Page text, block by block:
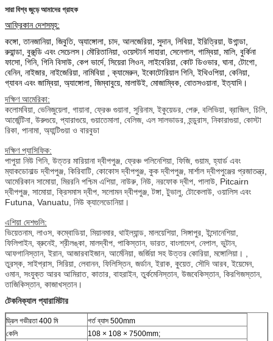
সারা বিশ্ব জুড়ে আমাদের গ্রাহক
আফ্রিকান দেশসমূহ:
কঙ্গো, তানজানিয়া, জিবুতি, অ্যাঙ্গোলা, চাদ, আলজেরিয়া, সুদান, লিবিয়া, ইরিত্রিয়া, উগান্ডা,
রুয়ান্ডা, বুরুন্ডি এবং সেচেলস। মৌরিতানিয়া, ওয়েস্টার্ন সাহারা, সেনেগাল, গাম্বিয়া, মালি, বুর্কিনা
ফাসো, গিনি, গিনি বিসাউ, কেপ ভার্দে, সিয়েরা লিওন, লাইবেরিয়া, কোট ডিওভার, ঘানা, টোগো,
বেনিন, নাইজার, নাইজেরিয়া, নামিবিয়া
ক্যামেরুন, ইকোটোরিয়াল গিনি, ইথিওপিয়া, কেনিয়া,
গ্যাবন এবং জাম্বিয়া, অ্যাঙ্গোলা, জিম্বাবুয়ে, মালাউই, মোজাম্বিক, বোতসওয়ানা, ইত্যাদি।
দক্ষিণ আমেরিকা:
কলোমবিয়া, ভেনিজুয়েলা, গায়ানা, ফ্রেঞ্চ গুয়ানা, সুরিনাম, ইকুয়েডর, পেরু, বলিভিয়া, ব্রাজিল, চিলি,
আর্জেন্টিনা, উরুগুয়ে, প্যারাগুয়ে, গুয়াতেমালা, বেলিজ, এল সালভাডর, হন্ডুরাস, নিকারাগুয়া, কোস্টা
রিকা, পানামা, অ্যান্টিগুয়া ও বারবুডা
দক্ষিণ প্যাসিফিক:
পাপুয়া নিউ গিনি, উত্তর মারিয়ানা দ্বীপপুঞ্জ, ফ্রেঞ্চ পলিনেশিয়া, ফিজি, গুয়াম, হ্যার্ড এবং
ম্যাকডোনাল্ড দ্বীপপুঞ্জ, কিরিবাটি, কোকোস দ্বীপপুঞ্জ, কুক দ্বীপপুঞ্জ, মার্শাল দ্বীপপুঞ্জের প্রজাতন্ত্র,
আমেরিকান সামোয়া, মিররনি পশ্চিম এশিয়া, নাউরু, নিউ, নরফোক দ্বীপ, পালাউ, Pitcairn
দ্বীপপুঞ্জ, সামোয়া, ক্রিসমাস দ্বীপ, সলোমন দ্বীপপুঞ্জ, টঙ্গা, টুভালু, টোকেলাউ, ওয়ালিস এবং
Futuna, Vanuatu, নিউ ক্যালেডোনিয়া।
এশিয়া দেশগুলি:
ভিয়েতনাম, লাওস, কম্বোডিয়া, মিয়ানমার, থাইল্যান্ড, মালয়েশিয়া, সিঙ্গাপুর, ইন্দোনেশিয়া,
ফিলিপাইন, ব্রুনেই, শ্রীলঙ্কা, মালদ্বীপ, পাকিস্তান, ভারত, বাংলাদেশ, নেপাল, ভুটান,
আফগানিস্তান, ইরান, আজারবাইজান, আর্মেনিয়া, জর্জিয়া সহ উত্তর কোরিয়া, মঙ্গোলিয়া। ,
তুরস্ক, সাইপ্রাস, সিরিয়া, লেবানন, ফিলিস্তিন, জর্ডান, ইরাক, কুয়েত, সৌদি আরব, ইয়েমেন,
ওমান, সংযুক্ত আরব আমিরাত, কাতার, বাহরাইন, তুর্কমেনিস্তান, উজবেকিস্তান, কিরগিজস্তান,
তাজিকিস্তান, কাজাখস্তান।
টেকনিক্যাল প্যারামিটার
ড্রিল গভীরতা 400 মি
গর্ত ব্যাস 500mm
কেলি
108 × 108 × 7500mm;